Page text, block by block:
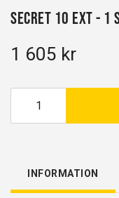
Secret 10 EXT - 1
1 605 kr
INFORMATION